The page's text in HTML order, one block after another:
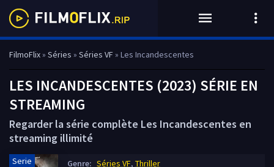
FilmoFlix» Séries » Séries VF » Les Incandescentes
LES INCANDESCENTES (2023) SÉRIE EN
STREAMING
Regarder la série complète Les Incandescentes en
streaming illimité
Serie Genre: Séries VF, Thriller